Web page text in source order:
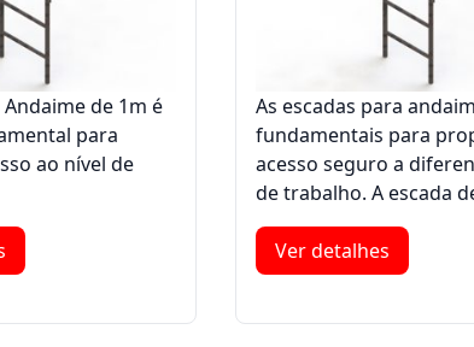
Andaime de 1m é
para
ao nível de
As escadas para
fundamentais para
acesso seguro a
de trabalho. A escada
Ver detalhes